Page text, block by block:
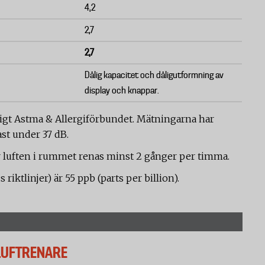
4,2
2,7
2,7
Dålig kapacitet och dåligutformning av
display och knappar.
Astma & Allergiförbundet. Mätningarna har
under 37 dB.
i rummet renas minst 2 gånger per timma.
riktlinjer) är 55 ppb (parts per billion).